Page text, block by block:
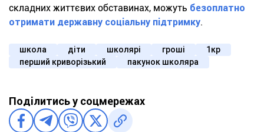
складних життєвих обставинах, можуть безоплатно
отримати державну соціальну підтримку.
школа діти школярі гроші
1кр
перший криворізький
пакунок школяра
Поділитись у соцмережах